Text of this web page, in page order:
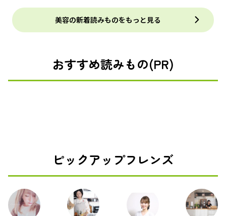
美容の新着読みものをもっと見る
おすすめ読みもの(PR)
ピックアップフレンズ